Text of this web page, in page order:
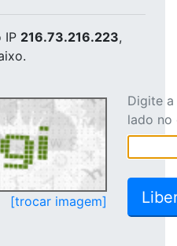
IP 216.73.216.223,
[trocar imagem]
Digite
lado no